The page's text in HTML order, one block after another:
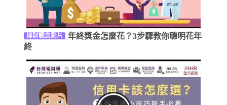
理財觀念影片
年終獎金怎麼花？3步驟教你聰明花年
終